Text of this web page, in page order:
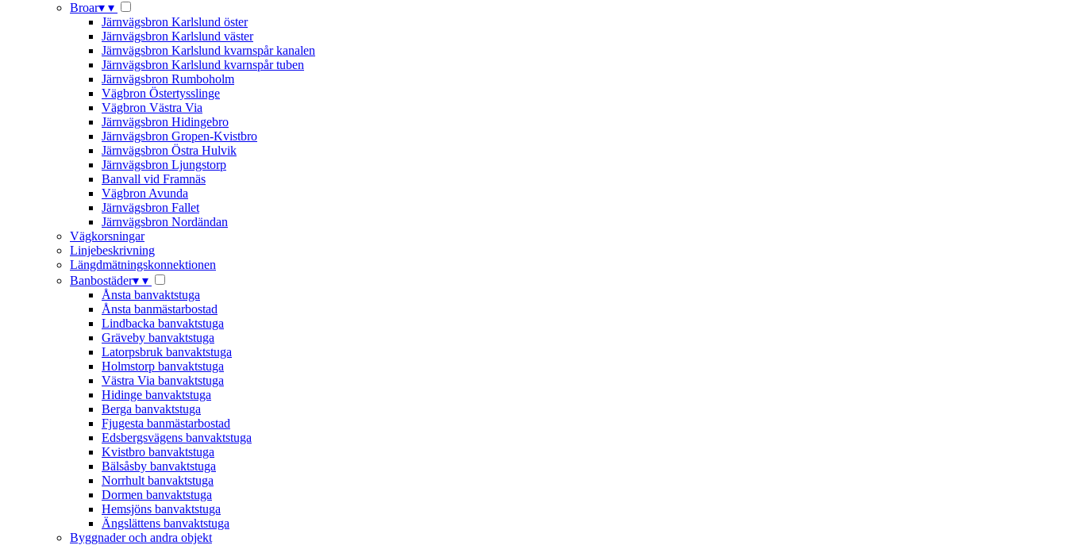
Broar▾ ▾
Järnvägsbron Karlslund öster
Järnvägsbron Karlslund väster
Järnvägsbron Karlslund kvarnspår kanalen
Järnvägsbron Karlslund kvarnspår tuben
Järnvägsbron Rumboholm
Vägbron Östertysslinge
Vägbron Västra Via
Järnvägsbron Hidingebro
Järnvägsbron Gropen-Kvistbro
Järnvägsbron Östra Hulvik
Järnvägsbron Ljungstorp
Banvall vid Framnäs
Vägbron Avunda
Järnvägsbron Fallet
Järnvägsbron Nordändan
Vägkorsningar
Linjebeskrivning
Längdmätningskonnektionen
Banbostäder▾ ▾
Ånsta banvaktstuga
Ånsta banmästarbostad
Lindbacka banvaktstuga
Gräveby banvaktstuga
Latorpsbruk banvaktstuga
Holmstorp banvaktstuga
Västra Via banvaktstuga
Hidinge banvaktstuga
Berga banvaktstuga
Fjugesta banmästarbostad
Edsbergsvägens banvaktstuga
Kvistbro banvaktstuga
Bälsåsby banvaktstuga
Norrhult banvaktstuga
Dormen banvaktstuga
Hemsjöns banvaktstuga
Ängslättens banvaktstuga
Byggnader och andra objekt